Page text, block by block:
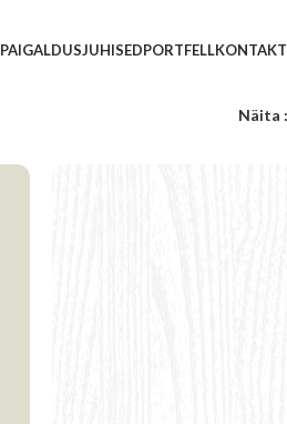
PAIGALDUSJUHISEDPORTFELLKONTAKT
Näita